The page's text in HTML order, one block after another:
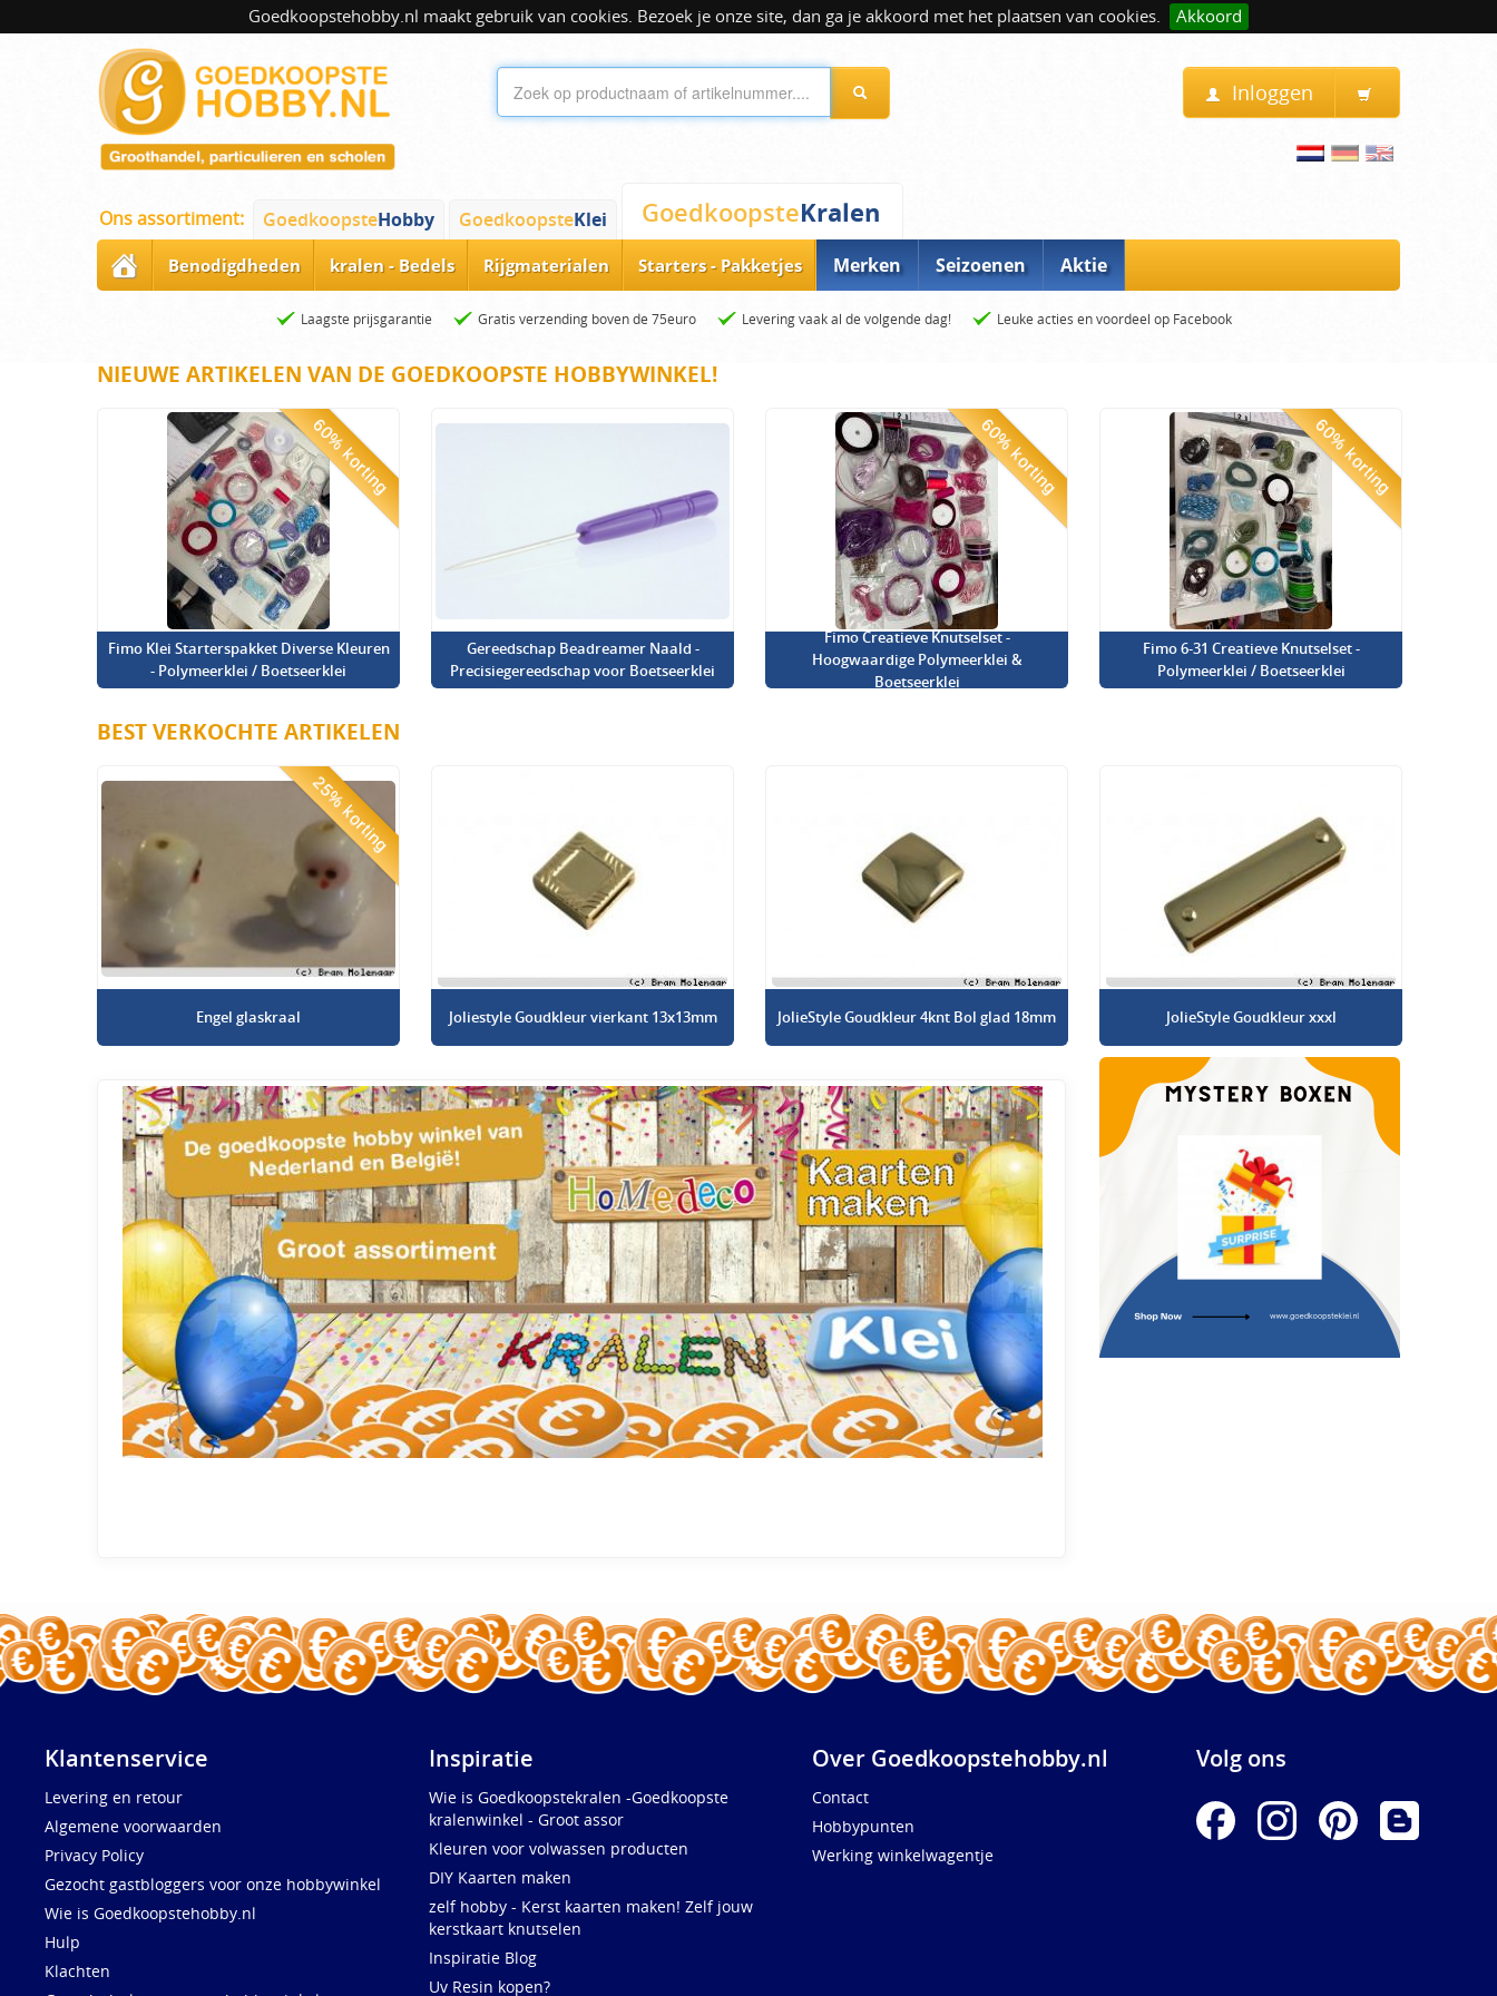
Goedkoopstehobby.nl maakt gebruik van cookies. Bezoek je onze site, dan ga je akkoord met het plaatsen van cookies. Akkoord
Inloggen
Ons assortiment: GoedkoopsteHobby GoedkoopsteKlei GoedkoopsteKralen
Benodigdheden kralen - Bedels Rijgmaterialen Starters - Pakketjes Merken Seizoenen Aktie
Laagste prijsgarantie Gratis verzending boven de 75euro Levering vaak al de volgende dag! Leuke acties en voordeel op Facebook
NIEUWE ARTIKELEN VAN DE GOEDKOOPSTE HOBBYWINKEL!
60% korting
Fimo Klei Starterspakket Diverse Kleuren
- Polymeerklei / Boetseerklei
Gereedschap Beadreamer Naald -
Precisiegereedschap voor Boetseerklei
60% korting
Fimo Creatieve Knutselset -
Hoogwaardige Polymeerklei &
Boetseerklei
60% korting
Fimo 6-31 Creatieve Knutselset -
Polymeerklei / Boetseerklei
BEST VERKOCHTE ARTIKELEN
25% korting
Engel glaskraal Joliestyle Goudkleur vierkant 13x13mm JolieStyle Goudkleur 4knt Bol glad 18mm JolieStyle Goudkleur xxxl
Klantenservice
Levering en retour
Algemene voorwaarden
Privacy Policy
Gezocht gastbloggers voor onze hobbywinkel
Wie is Goedkoopstehobby.nl
Hulp
Klachten
Inspiratie
Wie is Goedkoopstekralen -Goedkoopste
kralenwinkel - Groot assor
Kleuren voor volwassen producten
DIY Kaarten maken
zelf hobby - Kerst kaarten maken! Zelf jouw
kerstkaart knutselen
Inspiratie Blog
Uv Resin kopen?
Over Goedkoopstehobby.nl
Contact
Hobbypunten
Werking winkelwagentje
Volg ons